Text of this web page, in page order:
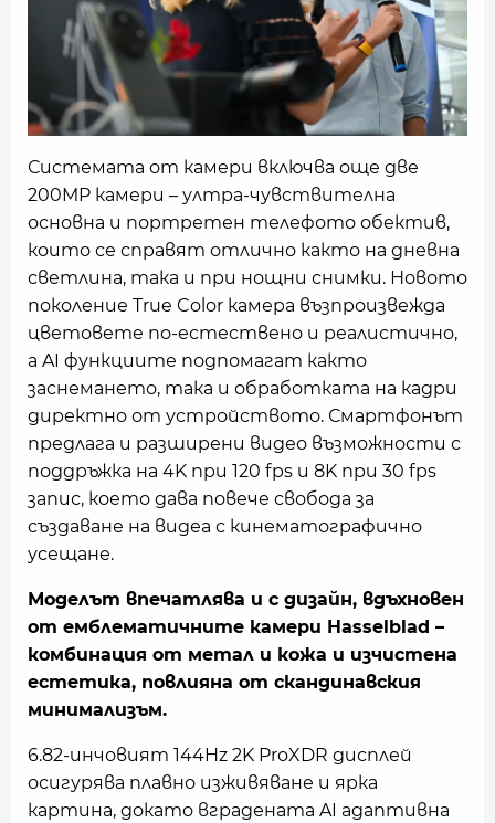
Системата от камери включва още две
200MP камери – ултра-чувствителна
основна и портретен телефото обектив,
които се справят отлично както на дневна
светлина, така и при нощни снимки. Новото
поколение True Color камера възпроизвежда
цветовете по-естествено и реалистично,
а AI функциите подпомагат както
заснемането, така и обработката на кадри
директно от устройството. Смартфонът
предлага и разширени видео възможности с
поддръжка на 4K при 120 fps и 8K при 30 fps
запис, което дава повече свобода за
създаване на видеа с кинематографично
усещане.
Моделът впечатлява и с дизайн, вдъхновен
от емблематичните камери Hasselblad –
комбинация от метал и кожа и изчистена
естетика, повлияна от скандинавския
минимализъм.
6.82-инчовият 144Hz 2K ProXDR дисплей
осигурява плавно изживяване и ярка
картина, докато вградената AI адаптивна